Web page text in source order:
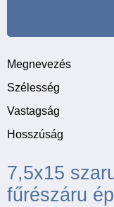
Megnevezés
Szélesség
Vastagság
Hosszúság
7,5x15
fűrészáru